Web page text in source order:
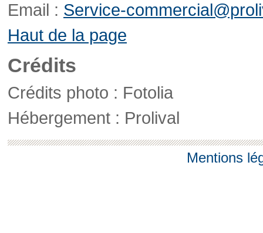
Email : Service-
Haut de la page
Crédits
Crédits photo : Fotolia
Hébergement : Prolival
Mentions